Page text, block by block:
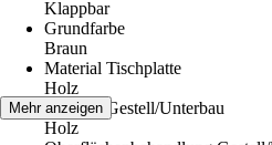
Klappbar
Grundfarbe
Braun
Material Tischplatte
Holz
Material Gestell/Unterbau
Holz
Mehr anzeigen